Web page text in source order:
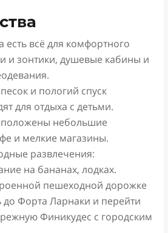
есть всё для комфортного
и зонтики, душевые кабины и
и пологий спуск
для отдыха с детьми.
небольшие
и мелкие магазины.
развлечения:
на бананах, лодках.
пешеходной дорожке
Форта Ларнаки и перейти
Финикудес с городским